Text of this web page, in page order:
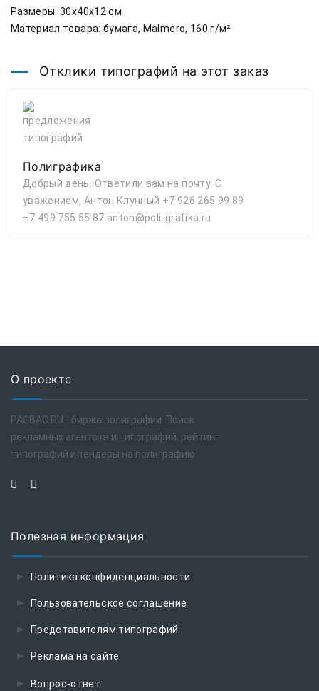
Размеры: 30х40х12 см
Материал товара: бумага, Malmero, 160 г/м²
Отклики типографий на этот заказ
Полиграфика
Добрый день. Ответили вам на почту. С
уважением, Антон Клунный +7 926 265 99 89
+7 499 755 55 87 anton@poli-grafika.ru
О проекте
PAGBAC.RU - биржа полиграфии. Поиск
рекламных агентств и типографий, рейтинг
типографий и тендеры на полиграфию.
Полезная информация
Политика конфиденциальности
Пользовательское соглашение
Представителям типографий
Реклама на сайте
Вопрос-ответ